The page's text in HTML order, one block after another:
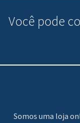
Você pode
Somos uma loja